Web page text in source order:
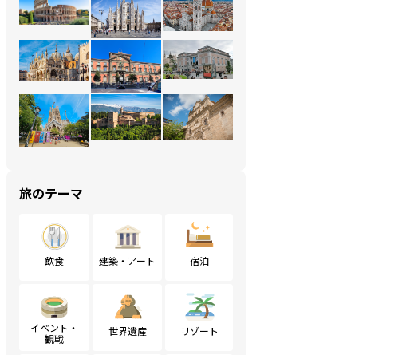
旅のテーマ
飲食 建築・アート 宿泊
イベント・
観戦
世界遺産 リゾート